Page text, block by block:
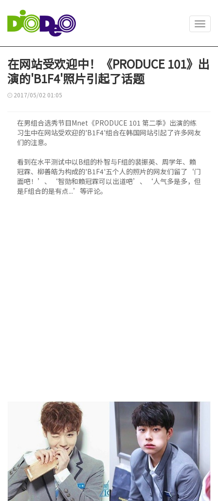
在网站受欢迎中！《PRODUCE 101》出
演的'B1F4'照片引起了话题
2017/05/02 01:05
在男组合选秀节目Mnet《PRODUCE 101 第二季》出演的练
习生中在网站受欢迎的'B1F4'组合在韩国网站引起了许多网友
们的注意。
看到在水平测试中以B组的朴智与F组的裴振英、周学年、賴
冠霖、柳善皓为构成的'B1F4'五个人的照片的网友们留了‘门
面吧！’、‘智勋和賴冠霖可以出道吧’、‘人气多是多，但
是F组合的是有点...’等评论。